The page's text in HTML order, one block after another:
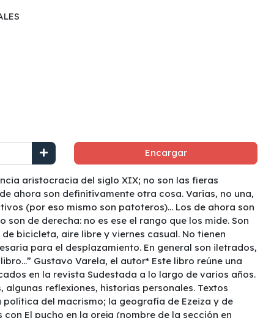
Encargar
aristocracia del siglo XIX; no son las fieras
ahora son definitivamente otra cosa. Varias, no una,
(por eso mismo son patoteros)… Los de ahora son
son de derecha: no es ese el rango que los mide. Son
bicicleta, aire libre y viernes casual. No tienen
para el desplazamiento. En general son iletrados,
Gustavo Varela, el autor* Este libro reúne una
en la revista Sudestada a lo largo de varios años.
algunas reflexiones, historias personales. Textos
del macrismo; la geografía de Ezeiza y de
El pucho en la oreja (nombre de la sección en